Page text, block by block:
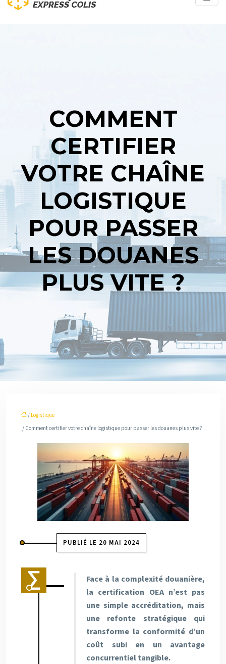
COMMENT
CERTIFIER
VOTRE CHAÎNE
LOGISTIQUE
POUR PASSER
LES DOUANES
PLUS VITE ?
/ Logistique
/ Comment certifier votre chaîne logistique pour passer les douanes plus vite ?
PUBLIÉ LE 20 MAI 2024
Face à la complexité douanière,
la certification OEA n’est pas
une simple accréditation, mais
une refonte stratégique qui
transforme la conformité d’un
coût subi en un avantage
concurrentiel tangible.